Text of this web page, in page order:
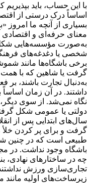
با این حساب، باید
اساساً درک درستی از
بسیاری از آنچه ما امروز
معنای حرفه‌ای و
به‌صورت مؤسسه‌هایی شکل
شخصی یا دغدغه‌های
برخی باشگاه‌ها مانند
گرفت یا شاهین که با همت
به‌دنبال تجارت باشند،
داشتند. در آن زمان اساساً
نگاه نمی‌شد. از سوی دیگر،
دولتی یا عمومی شکل
سال‌های ابتدایی پس از
گرفت و برای پر کردن خلأ
طبیعی است که در چنین
باشگاه وجود نداشت.
چه در ساختارهای نهادی،
تجاری‌سازی ورزش
زیرساخت‌های اولیه مانند